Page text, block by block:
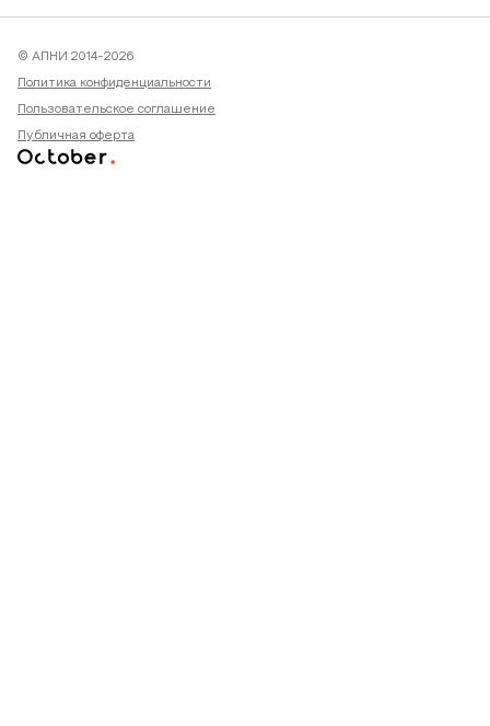
© АПНИ 2014-2026
Политика конфиденциальности
Пользовательское соглашение
Публичная оферта